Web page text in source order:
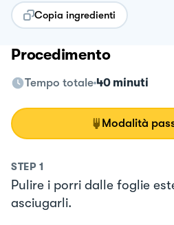
Copia ingredienti
Procedimento
Tempo totale 40 minuti
Modalità
STEP 1
Pulire i porri dalle foglie
asciugarli.